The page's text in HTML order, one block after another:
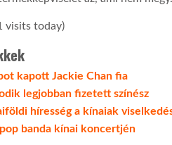
visits today)
kapott Jackie Chan fia
legjobban fizetett színész
híresség a kínaiak
banda kínai koncertjén